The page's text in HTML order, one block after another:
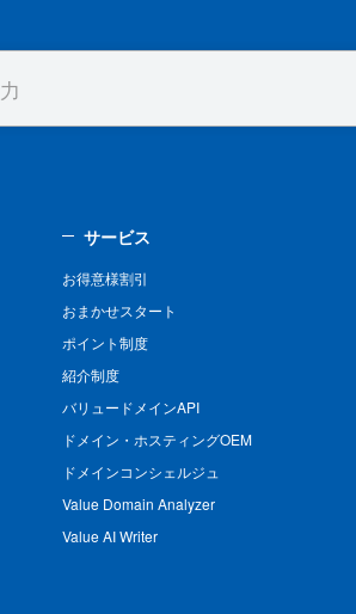
サービス
お得意様割引
おまかせスタート
ポイント制度
紹介制度
バリュードメインAPI
ドメイン・ホスティングOEM
ドメインコンシェルジュ
Value Domain Analyzer
Value AI Writer